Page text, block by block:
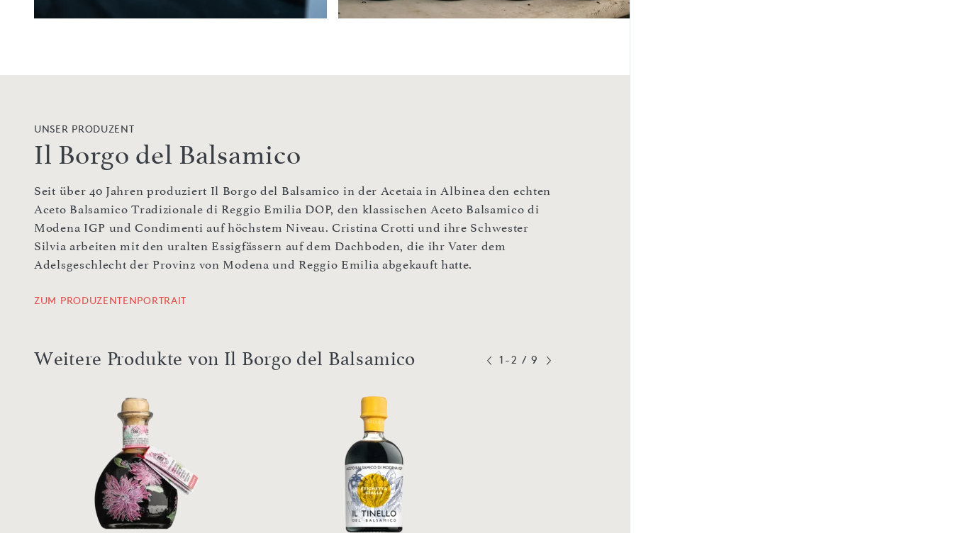
UNSER PRODUZENT
Il Borgo del Balsamico
Seit über 40 Jahren produziert Il Borgo del Balsamico in der Acetaia in Albinea den echten
Aceto Balsamico Tradizionale di Reggio Emilia DOP, den klassischen Aceto Balsamico di
Modena IGP und Condimenti auf höchstem Niveau. Cristina Crotti und ihre Schwester
Silvia arbeiten mit den uralten Essigfässern auf dem Dachboden, die ihr Vater dem
Adelsgeschlecht der Provinz von Modena und Reggio Emilia abgekauft hatte.
ZUM PRODUZENTENPORTRAIT
Weitere Produkte von Il Borgo del Balsamico 1-2 / 9